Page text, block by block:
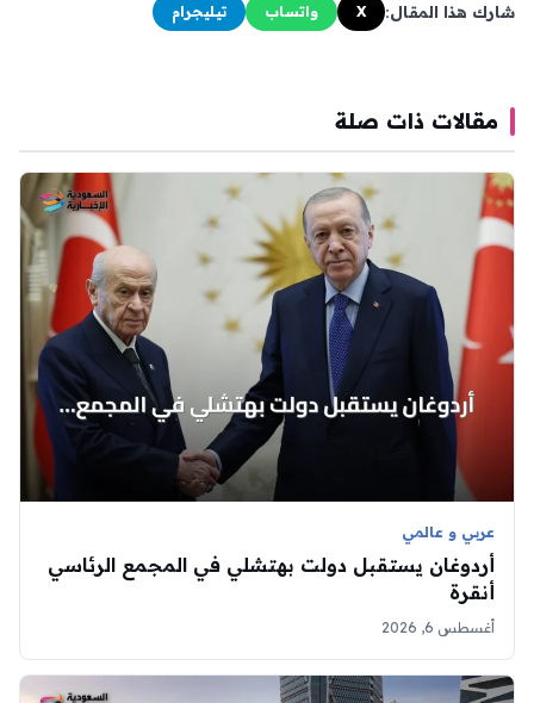
شارك هذا المقال: X واتساب تيليجرام
مقالات ذات صلة
عربي و عالمي
أردوغان يستقبل دولت بهتشلي في المجمع الرئاسي
أنقرة
أغسطس 6, 2026